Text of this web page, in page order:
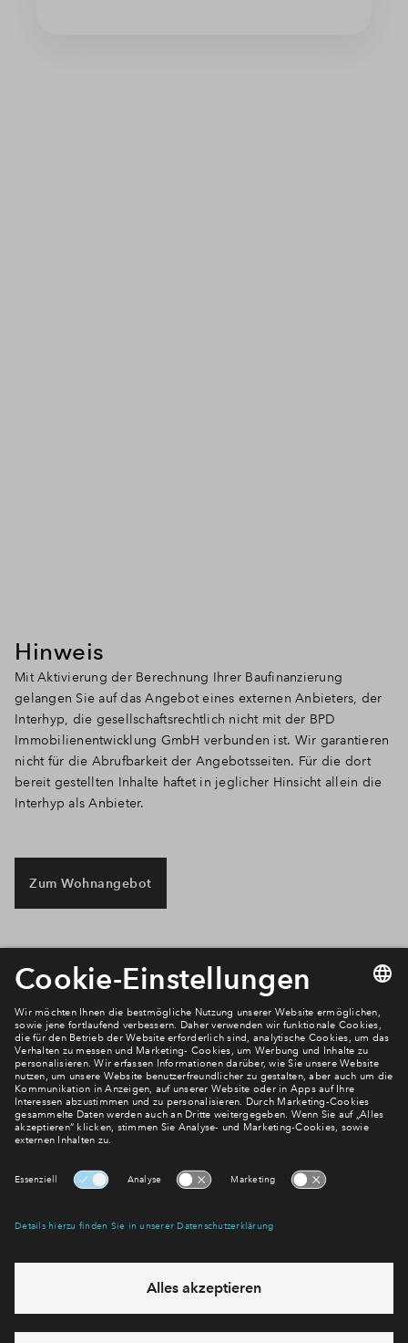
Hinweis
Mit Aktivierung der Berechnung Ihrer Baufinanzierung
gelangen Sie auf das Angebot eines externen Anbieters, der
Interhyp, die gesellschaftsrechtlich nicht mit der BPD
Immobilienentwicklung GmbH verbunden ist. Wir garantieren
nicht für die Abrufbarkeit der Angebotsseiten. Für die dort
bereit gestellten Inhalte haftet in jeglicher Hinsicht allein die
Interhyp als Anbieter.
Zum Wohnangebot
Newsletter Anmeldung
Verpassen Sie zu diesem Wohnprojekt keine Neuigkeiten
mehr! Wir halten Sie auf dem Laufenden – mit unserem
regelmäßig erscheinenden Newsletter informieren wir Sie
über den Stand dieses und weiterer Neubauprojekte.
Abonnieren
für unsereDatenschutzerklärung